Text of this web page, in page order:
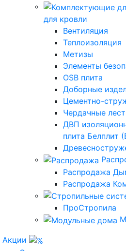
для кровли
Вентиляция
Теплоизоляция
Метизы
Элементы
OSB плита
Доборные
Цементно-
Чердачные
ДВП
плита Белплит
Распродажа
Распродажа
ПроСтропила
Акции